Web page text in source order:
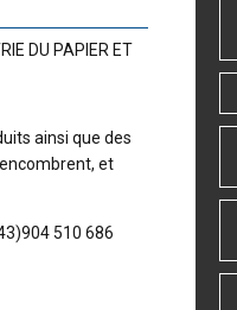
DU PAPIER ET
ainsi que des
et
510 686